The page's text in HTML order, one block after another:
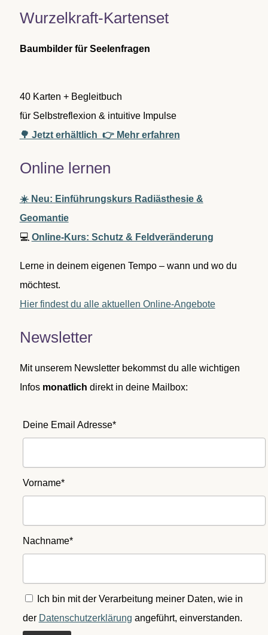
n
h
Wurzelkraft-Kartenset
Baumbilder für Seelenfragen
40 Karten + Begleitbuch
für Selbstreflexion & intuitive Impulse
🌳 Jetzt erhältlich 👉 Mehr erfahren
Online lernen
☀️ Neu: Einführungskurs Radiästhesie &
Geomantie
💻 Online-Kurs: Schutz & Feldveränderung
Lerne in deinem eigenen Tempo – wann und wo du
möchtest.
Hier findest du alle aktuellen Online-Angebote
Newsletter
Mit unserem Newsletter bekommst du alle wichtigen
Infos monatlich direkt in deine Mailbox:
Deine Email Adresse*
Vorname*
Nachname*
Ich bin mit der Verarbeitung meiner Daten, wie in
der Datenschutzerklärung angeführt, einverstanden.